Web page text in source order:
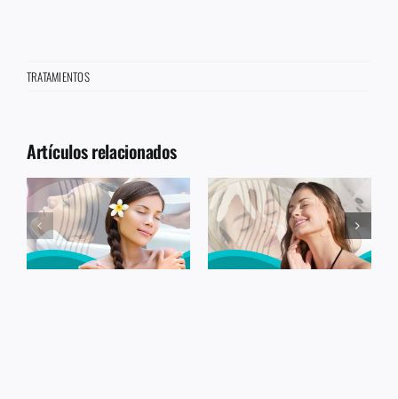
TRATAMIENTOS
Artículos relacionados
RELLENOS FACIALES ENDOLIFT X LÁSER